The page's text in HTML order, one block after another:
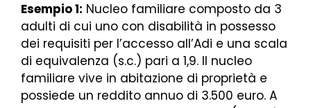
Esempio 1: Nucleo familiare composto da 3
adulti di cui uno con disabilità in possesso
dei requisiti per l’accesso all’Adi e una scala
di equivalenza (s.c.) pari a 1,9. Il nucleo
familiare vive in abitazione di proprietà e
possiede un reddito annuo di 3.500 euro. A